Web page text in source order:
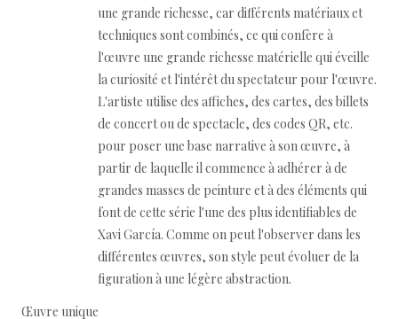
une grande richesse, car différents matériaux et
techniques sont combinés, ce qui confère à
l'œuvre une grande richesse matérielle qui éveille
la curiosité et l'intérêt du spectateur pour l'œuvre.
L'artiste utilise des affiches, des cartes, des billets
de concert ou de spectacle, des codes QR, etc.
pour poser une base narrative à son œuvre, à
partir de laquelle il commence à adhérer à de
grandes masses de peinture et à des éléments qui
font de cette série l'une des plus identifiables de
Xavi García. Comme on peut l'observer dans les
différentes œuvres, son style peut évoluer de la
figuration à une légère abstraction.
Œuvre unique